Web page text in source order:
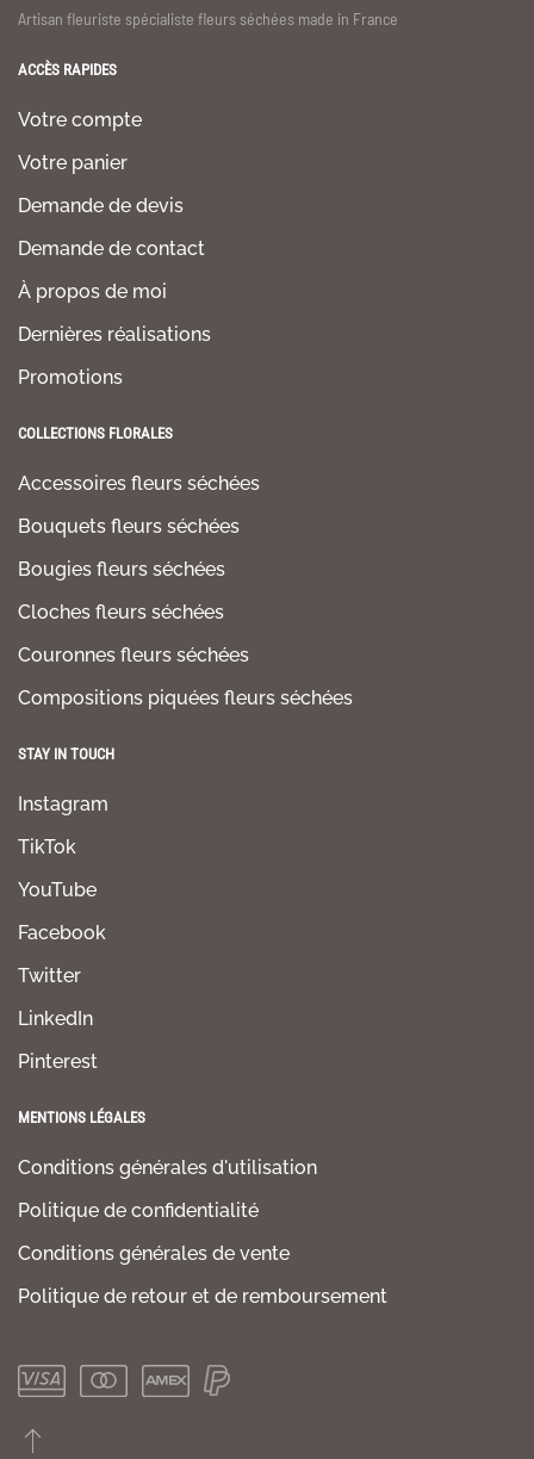
Artisan fleuriste spécialiste fleurs séchées made in France
ACCÈS RAPIDES
Votre compte
Votre panier
Demande de devis
Demande de contact
À propos de moi
Dernières réalisations
Promotions
COLLECTIONS FLORALES
Accessoires fleurs séchées
Bouquets fleurs séchées
Bougies fleurs séchées
Cloches fleurs séchées
Couronnes fleurs séchées
Compositions piquées fleurs séchées
STAY IN TOUCH
Instagram
TikTok
YouTube
Facebook
Twitter
LinkedIn
Pinterest
MENTIONS LÉGALES
Conditions générales d'utilisation
Politique de confidentialité
Conditions générales de vente
Politique de retour et de remboursement